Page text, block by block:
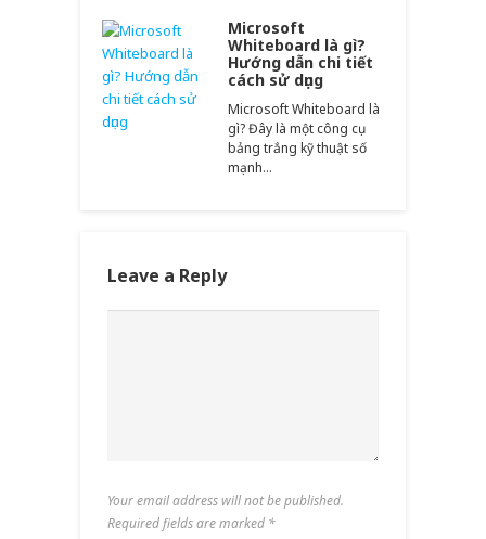
Microsoft
Whiteboard là gì?
Hướng dẫn chi tiết
cách sử dụng
Microsoft Whiteboard là
gì? Đây là một công cụ
bảng trắng kỹ thuật số
mạnh…
Leave a Reply
Your email address will not be published.
Required fields are marked *